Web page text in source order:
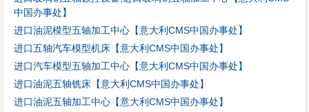
中国办事处】
进口油泥模型五轴加工中心【意大利CMS中国办事处】
进口五轴汽车模型机床【意大利CMS中国办事处】
进口汽车模型五轴加工中心【意大利CMS中国办事处】
进口油泥五轴铣床【意大利CMS中国办事处】
进口油泥五轴加工中心【意大利CMS中国办事处】